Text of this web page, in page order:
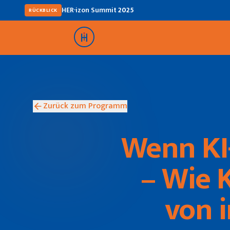
RÜCKBLICK HER·izon Summit2025
Zurück zum Programm
Wenn
– Wie
von